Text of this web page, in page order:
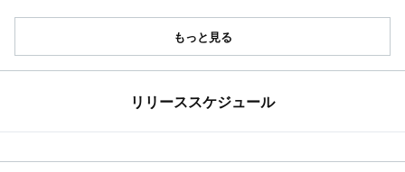
もっと見る
リリーススケジュール